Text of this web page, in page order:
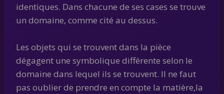
identiques. Dans chacune de ses cases se trouve
un domaine, comme cité au dessus.
Les objets qui se trouvent dans la pièce
dégagent une symbolique différente selon le
domaine dans lequel ils se trouvent. Il ne faut
pas oublier de prendre en compte la matière,la